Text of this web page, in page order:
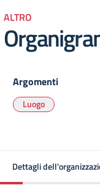
ALTRO
Argomenti
Luogo
Dettagli